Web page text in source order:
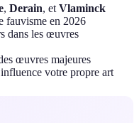
, Derain, et Vlaminck
fauvisme en 2026
dans les œuvres
œuvres majeures
votre propre art